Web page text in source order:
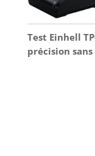
Test Einhell
précision